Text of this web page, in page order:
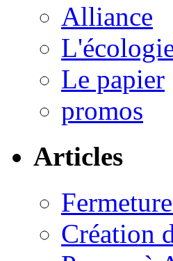
Alliance
Le papier
promos
Articles
Création